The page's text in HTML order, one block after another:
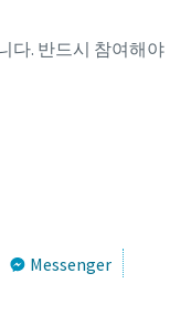
택을 제공합니다.
다. 반드시 참여해야
Messenger